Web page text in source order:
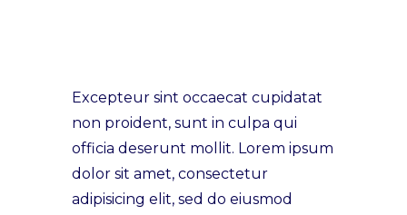
Excepteur sint occaecat cupidatat
non proident, sunt in culpa qui
officia deserunt mollit. Lorem ipsum
dolor sit amet, consectetur
adipisicing elit, sed do eiusmod